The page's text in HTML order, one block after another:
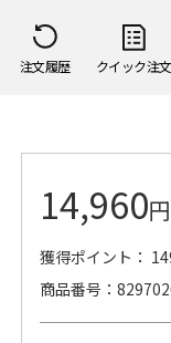
注文履歴 クイック注文
14,960円
獲得ポイント：
商品番号